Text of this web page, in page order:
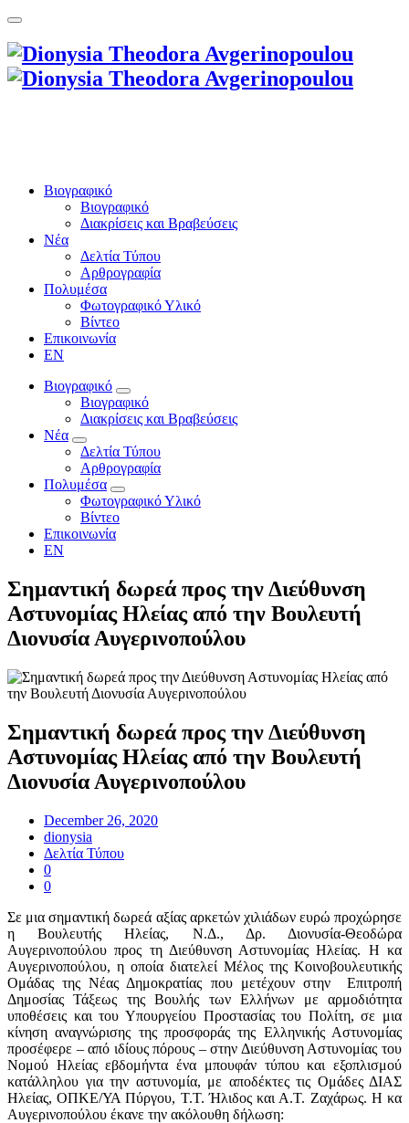
Βιογραφικό
Βιογραφικό
Διακρίσεις και Βραβεύσεις
Νέα
Δελτία Τύπου
Αρθρογραφία
Πολυμέσα
Φωτογραφικό Υλικό
Βίντεο
Επικοινωνία
EN
Βιογραφικό
Βιογραφικό
Διακρίσεις και Βραβεύσεις
Νέα
Δελτία Τύπου
Αρθρογραφία
Πολυμέσα
Φωτογραφικό Υλικό
Βίντεο
Επικοινωνία
EN
Σημαντική δωρεά προς την Διεύθυνση
Αστυνομίας Ηλείας από την Βουλευτή
Διονυσία Αυγερινοπούλου
Σημαντική δωρεά προς την Διεύθυνση
Αστυνομίας Ηλείας από την Βουλευτή
Διονυσία Αυγερινοπούλου
December 26, 2020
dionysia
Δελτία Τύπου
0
0
Σε μια σημαντική δωρεά αξίας αρκετών χιλιάδων ευρώ προχώρησε
η Βουλευτής Ηλείας, Ν.Δ., Δρ. Διονυσία-Θεοδώρα
Αυγερινοπούλου προς τη Διεύθυνση Αστυνομίας Ηλείας. Η κα
Αυγερινοπούλου, η οποία διατελεί Μέλος της Κοινοβουλευτικής
Ομάδας της Νέας Δημοκρατίας που μετέχουν στην Επιτροπή
Δημοσίας Τάξεως της Βουλής των Ελλήνων με αρμοδιότητα
υποθέσεις και του Υπουργείου Προστασίας του Πολίτη, σε μια
κίνηση αναγνώρισης της προσφοράς της Ελληνικής Αστυνομίας
προσέφερε – από ιδίους πόρους – στην Διεύθυνση Αστυνομίας του
Νομού Ηλείας εβδομήντα ένα μπουφάν τύπου και εξοπλισμού
κατάλληλου για την αστυνομία, με αποδέκτες τις Ομάδες ΔΙΑΣ
Ηλείας, ΟΠΚΕ/ΥΑ Πύργου, Τ.Τ. Ήλιδος και Α.Τ. Ζαχάρως. Η κα
Αυγερινοπούλου έκανε την ακόλουθη δήλωση: